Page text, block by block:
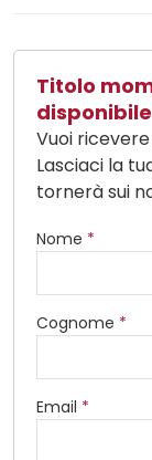
Titolo
disponibile
Vuoi
Lasciaci la
tornerà sui
Nome *
Cognome *
Email *